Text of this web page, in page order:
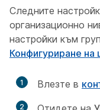
Следните
организационно
настройки към
Конфигуриране на
1 Влезте в
2